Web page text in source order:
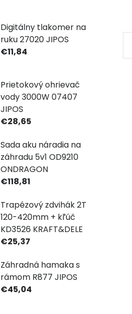
Digitálny tlakomer na
ruku 27020 JIPOS
€11,84
Prietokový ohrievač
vody 3000W 07407
JIPOS
€28,65
Sada aku náradia na
záhradu 5v1 OD9210
ONDRAGON
€118,81
Trapézový zdvihák 2T
120-420mm + kľúč
KD3526 KRAFT&DELE
€25,37
Záhradná hamaka s
rámom R877 JIPOS
€45,04